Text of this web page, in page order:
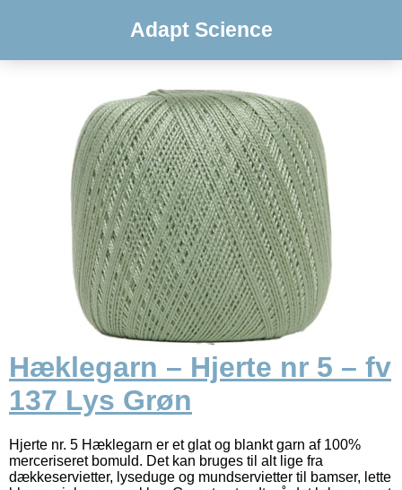
Adapt Science
Hæklegarn – Hjerte nr 5 – fv
137 Lys Grøn
Hjerte nr. 5 Hæklegarn er et glat og blankt garn af 100%
merceriseret bomuld. Det kan bruges til alt lige fra
dækkeservietter, lyseduge og mundservietter til bamser, lette